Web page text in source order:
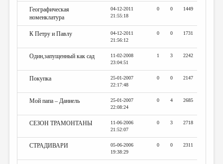
Географическая
номенклатура
04-12-2011
21:55:18
0 0 1449
К Петру и Павлу
04-12-2011
21:56:12
0 0 1731
Один,запущенный как сад
11-02-2008
23:04:51
1 3 2242
Покупка
25-01-2007
22:17:48
0 0 2147
Мой папа – Даниель
25-01-2007
22:08:24
0 4 2685
СЕЗОН ТРАМОНТАНЫ
11-06-2006
21:52:07
0 3 2718
СТРАДИВАРИ
05-06-2006
19:38:29
0 0 2311